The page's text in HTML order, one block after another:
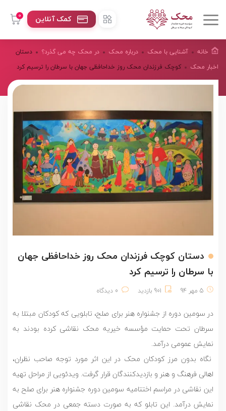
0 کمک آنلاین
خانه آشنایی با محک درباره محک
در محک چه می گذرد؟
اخبار محک
دستان
کوچک فرزندان محک روز خداحافظی جهان با سرطان را ترسیم کرد
دستان کوچک فرزندان محک روز خداحافظی جهان
با سرطان را ترسیم کرد
5 مهر 94 901 بازدید 0 دیدگاه
در سومین دوره از جشنواره هنر برای صلح، تابلویی که کودکان مبتلا به
سرطان تحت حمایت مؤسسه خیریه محک نقاشی کرده بودند به
نمایش عمومی درآمد.
نگاه بدون مرز کودکان محک در این اثر مورد توجه صاحب نظران،
اهالی فرهنگ و هنر و بازدیدکنندگان قرار گرفت. ویدئویی از مراحل تهیه
این نقاشی در مراسم اختتامیه سومین دوره جشنواره هنر برای صلح به
نمایش درآمد. این تابلو که به صورت دسته جمعی در محک نقاشی